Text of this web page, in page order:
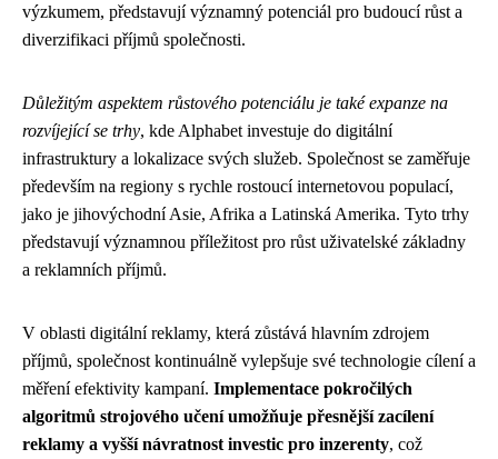
výzkumem, představují významný potenciál pro budoucí růst a
diverzifikaci příjmů společnosti.
Důležitým aspektem růstového potenciálu je také expanze na
rozvíjející se trhy, kde Alphabet investuje do digitální
infrastruktury a lokalizace svých služeb. Společnost se zaměřuje
především na regiony s rychle rostoucí internetovou populací,
jako je jihovýchodní Asie, Afrika a Latinská Amerika. Tyto trhy
představují významnou příležitost pro růst uživatelské základny
a reklamních příjmů.
V oblasti digitální reklamy, která zůstává hlavním zdrojem
příjmů, společnost kontinuálně vylepšuje své technologie cílení a
měření efektivity kampaní. Implementace pokročilých
algoritmů strojového učení umožňuje přesnější zacílení
reklamy a vyšší návratnost investic pro inzerenty, což